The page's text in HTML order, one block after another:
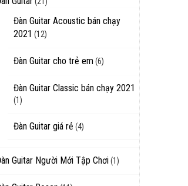
Đàn Guitar Acoustic bán chạy
2021 (12)
Đàn Guitar cho trẻ em(6)
Đàn Guitar Classic bán chạy 2021
(1)
Đàn Guitar giá rẻ (4)
Guitar Người Mới Tập Chơi(1)